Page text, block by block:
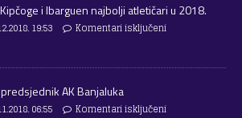
Kipčoge i Ibarguen najbolji atletičari u 2018.
19:53 Komentari isključeni
AK Banjaluka
06:55 Komentari isključeni